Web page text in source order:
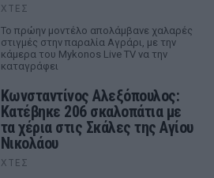
ΧΤΕΣ
Το πρώην μοντέλο απολάμβανε χαλαρές
στιγμές στην παραλία Αγράρι, με την
κάμερα του Mykonos Live TV να την
καταγράφει
Κωνσταντίνος Αλεξόπουλος:
Κατέβηκε 206 σκαλοπάτια με
τα χέρια στις Σκάλες της Αγίου
Νικολάου
ΧΤΕΣ